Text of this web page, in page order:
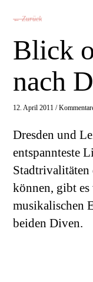
← Zurück
Blick
nach
12. April 2011 /
Dresden und
entspannteste
Stadtrivalitäten
können, gibt es
musikalischen
beiden Diven.